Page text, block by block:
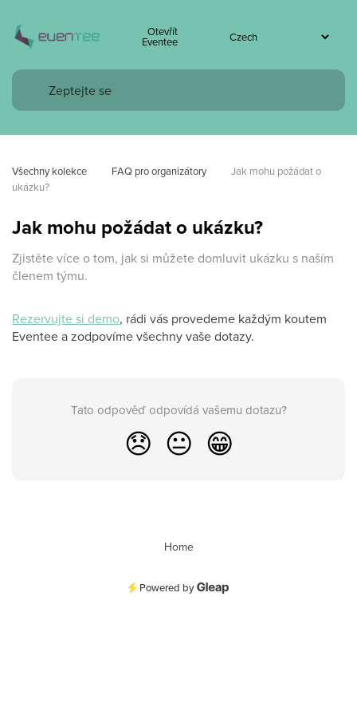
Otevřít
Eventee
Všechny kolekce FAQ pro organizátory
Jak mohu požádat o
ukázku?
Jak mohu požádat o ukázku?
Zjistěte více o tom, jak si můžete domluvit ukázku s naším
členem týmu.
Rezervujte si demo, rádi vás provedeme každým koutem
Eventee a zodpovíme všechny vaše dotazy.
Tato odpověď odpovídá vašemu dotazu?
😞 😐 😁
Home
Powered by